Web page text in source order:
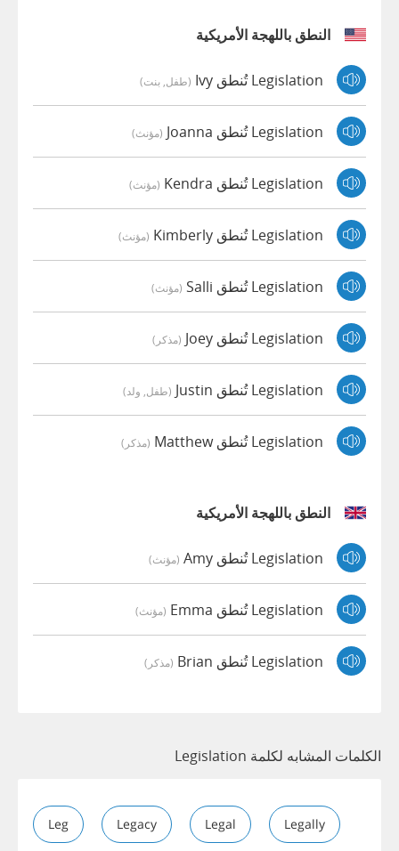
النطق باللهجة الأمريكية
Legislation تُنطق Ivy (طفل, بنت)
Legislation تُنطق Joanna (مؤنث)
Legislation تُنطق Kendra (مؤنث)
Legislation تُنطق Kimberly (مؤنث)
Legislation تُنطق Salli (مؤنث)
Legislation تُنطق Joey (مذكر)
Legislation تُنطق Justin (طفل, ولد)
Legislation تُنطق Matthew (مذكر)
النطق باللهجة الأمريكية
Legislation تُنطق Amy (مؤنث)
Legislation تُنطق Emma (مؤنث)
Legislation تُنطق Brian (مذكر)
الكلمات المشابه لكلمة Legislation
Leg Legacy Legal Legally